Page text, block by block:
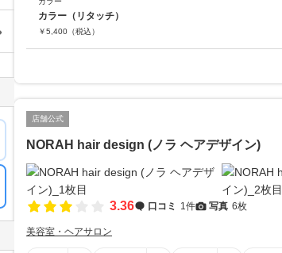
カラー（リタッチ）
￥5,400 （税込）
店舗公式
NORAH hair design (ノラ ヘアデザイン)
3.36 口コミ 1件 写真 6枚
美容室・ヘアサロン